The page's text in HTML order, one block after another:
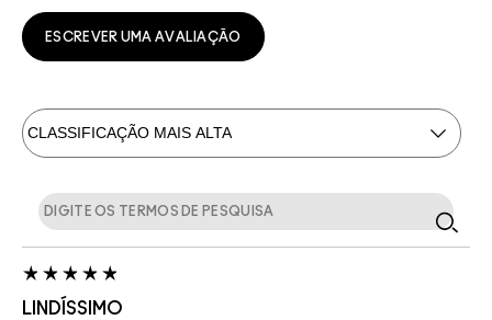
ESCREVER UMA AVALIAÇÃO
LINDÍSSIMO